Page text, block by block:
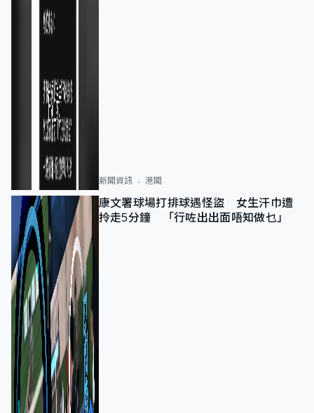
新聞資訊 港聞
康文署球場打排球遇怪盜 女生汗巾遭
拎走5分鐘 「行咗出出面唔知做乜」